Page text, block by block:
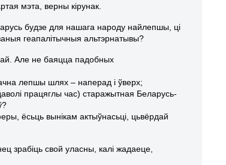
мэта, верны кірунак.
будзе для нашага народу найлепшы, ці
геапалітычныя альтэрнатывы?
Але не баяцца падобных
лепшы шлях – наперад і ўверх;
працяглы час) старажытная Беларусь-
ёсьць вынікам актыўнасьці, цьвёрдай
зрабіць свой уласны, калі жадаеце,